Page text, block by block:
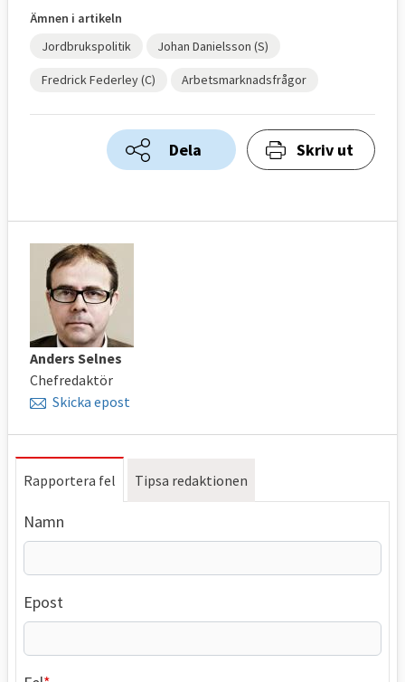
Ämnen i artikeln
Jordbrukspolitik
Johan Danielsson (S)
Fredrick Federley (C) Arbetsmarknadsfrågor
Dela Skriv ut
Anders Selnes
Chefredaktör
Skicka epost
Rapportera fel Tipsa redaktionen
Namn
Epost